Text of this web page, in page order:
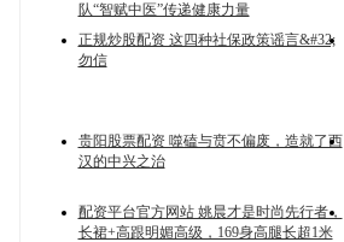
队“智赋中医”传递健康力量
正规炒股配资 这四种社保政策谣言&#32;
勿信
贵阳股票配资 噬磕与贲不偏废，造就了西
汉的中兴之治
配资平台官方网站 姚晨才是时尚先行者，
长裙+高跟明媚高级，169身高腿长超1米